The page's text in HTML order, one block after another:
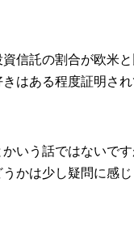
信託の割合が欧米
はある程度証明さ
かいう話ではないで
かは少し疑問に感じ